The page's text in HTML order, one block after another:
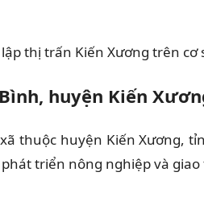
lập thị trấn Kiến Xương trên
huyện Kiến
thuộc huyện Kiến Xương,
triển nông nghiệp và